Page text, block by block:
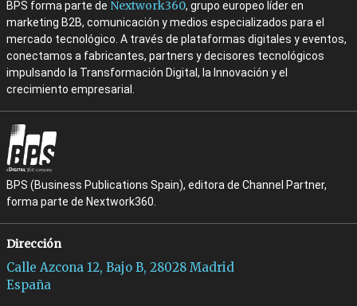
BPS forma parte de Nextwork360, grupo europeo líder en
marketing B2B, comunicación y medios especializados para el
mercado tecnológico. A través de plataformas digitales y eventos,
conectamos a fabricantes, partners y decisores tecnológicos
impulsando la Transformación Digital, la Innovación y el
crecimiento empresarial.
BPS (Business Publications Spain), editora de Channel Partner,
forma parte de Nextwork360.
Dirección
Calle Azcona 12, Bajo B, 28028 Madrid
España